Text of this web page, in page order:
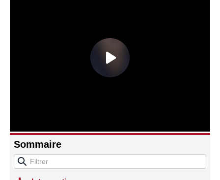
Sommaire